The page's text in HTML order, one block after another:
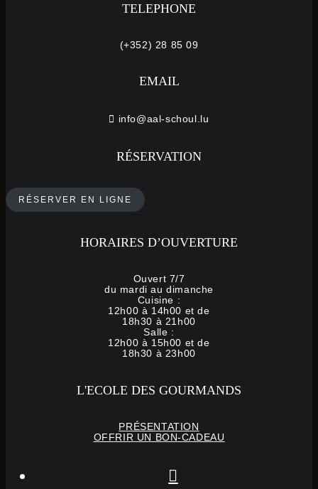
TELEPHONE
(+352) 28 85 09
EMAIL
info@aal-schoul.lu
RÉSERVATION
RÉSERVER EN LIGNE
HORAIRES D’OUVERTURE
Ouvert 7/7
du mardi au dimanche
Cuisine :
12h00 à 14h00 et de
18h30 à 21h00
Salle :
12h00 à 15h00 et de
18h30 à 23h00
L'ECOLE DES GOURMANDS
PRÉSENTATION
OFFRIR UN BON-CADEAU